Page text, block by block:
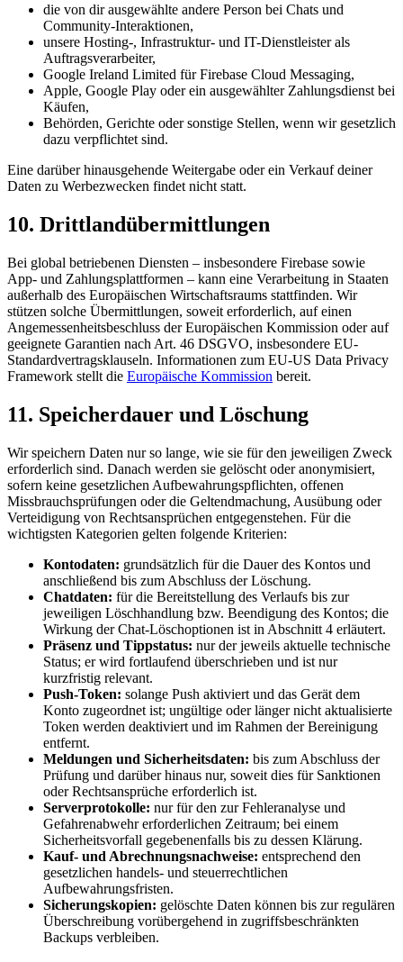
die von dir ausgewählte andere Person bei Chats und
Community-Interaktionen,
unsere Hosting-, Infrastruktur- und IT-Dienstleister als
Auftragsverarbeiter,
Google Ireland Limited für Firebase Cloud Messaging,
Apple, Google Play oder ein ausgewählter Zahlungsdienst bei
Käufen,
Behörden, Gerichte oder sonstige Stellen, wenn wir gesetzlich
dazu verpflichtet sind.
Eine darüber hinausgehende Weitergabe oder ein Verkauf deiner
Daten zu Werbezwecken findet nicht statt.
10. Drittlandübermittlungen
Bei global betriebenen Diensten – insbesondere Firebase sowie
App- und Zahlungsplattformen – kann eine Verarbeitung in Staaten
außerhalb des Europäischen Wirtschaftsraums stattfinden. Wir
stützen solche Übermittlungen, soweit erforderlich, auf einen
Angemessenheitsbeschluss der Europäischen Kommission oder auf
geeignete Garantien nach Art. 46 DSGVO, insbesondere EU-
Standardvertragsklauseln. Informationen zum EU-US Data Privacy
Framework stellt die Europäische Kommission bereit.
11. Speicherdauer und Löschung
Wir speichern Daten nur so lange, wie sie für den jeweiligen Zweck
erforderlich sind. Danach werden sie gelöscht oder anonymisiert,
sofern keine gesetzlichen Aufbewahrungspflichten, offenen
Missbrauchsprüfungen oder die Geltendmachung, Ausübung oder
Verteidigung von Rechtsansprüchen entgegenstehen. Für die
wichtigsten Kategorien gelten folgende Kriterien:
Kontodaten: grundsätzlich für die Dauer des Kontos und
anschließend bis zum Abschluss der Löschung.
Chatdaten: für die Bereitstellung des Verlaufs bis zur
jeweiligen Löschhandlung bzw. Beendigung des Kontos; die
Wirkung der Chat-Löschoptionen ist in Abschnitt 4 erläutert.
Präsenz und Tippstatus: nur der jeweils aktuelle technische
Status; er wird fortlaufend überschrieben und ist nur
kurzfristig relevant.
Push-Token: solange Push aktiviert und das Gerät dem
Konto zugeordnet ist; ungültige oder länger nicht aktualisierte
Token werden deaktiviert und im Rahmen der Bereinigung
entfernt.
Meldungen und Sicherheitsdaten: bis zum Abschluss der
Prüfung und darüber hinaus nur, soweit dies für Sanktionen
oder Rechtsansprüche erforderlich ist.
Serverprotokolle: nur für den zur Fehleranalyse und
Gefahrenabwehr erforderlichen Zeitraum; bei einem
Sicherheitsvorfall gegebenenfalls bis zu dessen Klärung.
Kauf- und Abrechnungsnachweise: entsprechend den
gesetzlichen handels- und steuerrechtlichen
Aufbewahrungsfristen.
Sicherungskopien: gelöschte Daten können bis zur regulären
Überschreibung vorübergehend in zugriffsbeschränkten
Backups verbleiben.